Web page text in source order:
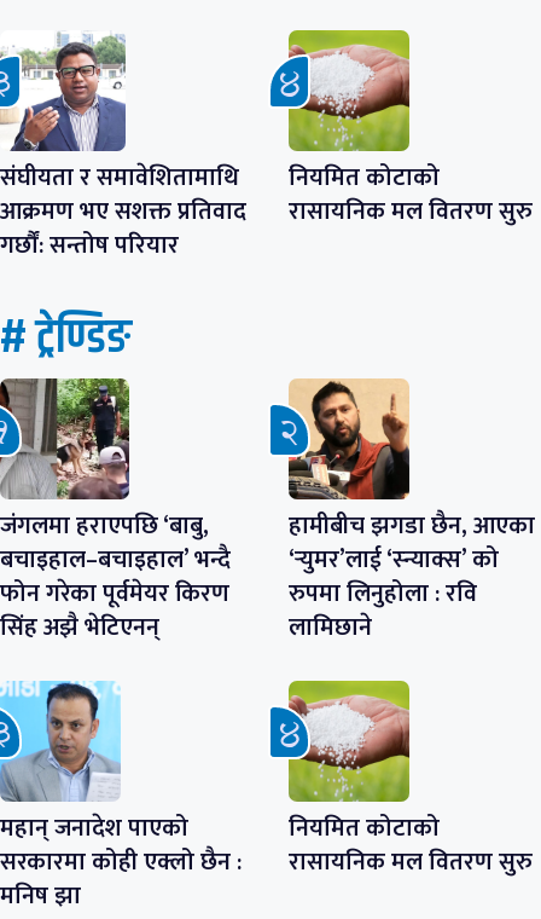
संघीयता र समावेशितामाथि
आक्रमण भए सशक्त प्रतिवाद
गर्छौं: सन्तोष परियार
नियमित कोटाको
रासायनिक मल वितरण सुरु
# ट्रेण्डिङ
जंगलमा हराएपछि ‘बाबु,
बचाइहाल–बचाइहाल’ भन्दै
फोन गरेका पूर्वमेयर किरण
सिंह अझै भेटिएनन्
हामीबीच झगडा छैन, आएका
‘र्‍युमर’लाई ‘स्न्याक्स’ को
रुपमा लिनुहोला : रवि
लामिछाने
महान् जनादेश पाएको
सरकारमा कोही एक्लो छैन :
मनिष झा
नियमित कोटाको
रासायनिक मल वितरण सुरु